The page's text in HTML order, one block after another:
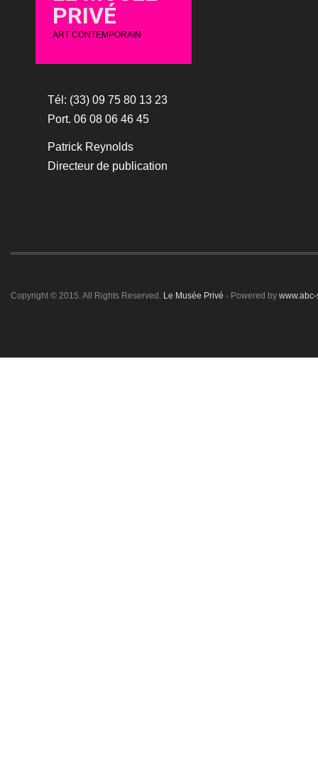
PRIVÉ
ART CONTEMPORAIN
Tél: (33) 09 75 80 13 23
Port. 06 08 06 46 45
Patrick Reynolds
Directeur de publication
Copyright © 2015. All Rights Reserved. Le Musée Privé - Powered by